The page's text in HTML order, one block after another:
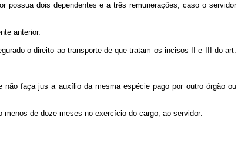
possua dois dependentes e a três remunerações, caso o servidor
anterior.
o direito ao transporte de que tratam os incisos II e III do art.
faça jus a auxílio da mesma espécie pago por outro órgão ou
de doze meses no exercício do cargo, ao servidor: